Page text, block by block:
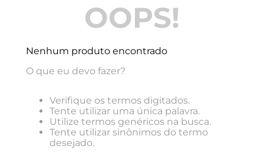
OOPS!
Nenhum produto encontrado
O que eu devo fazer?
Verifique os termos digitados.
Tente utilizar uma única palavra.
Utilize termos genéricos na busca.
Tente utilizar sinônimos do termo
desejado.